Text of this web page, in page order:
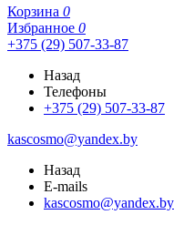
Корзина 0
Избранное 0
+375 (29) 507-33-87
Назад
Телефоны
+375 (29) 507-33-87
kascosmo@yandex.by
Назад
E-mails
kascosmo@yandex.by